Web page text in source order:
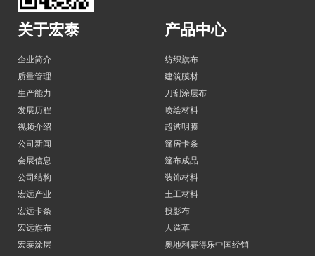
关于宏泰
企业简介
质量管理
生产能力
发展历程
视频介绍
公司新闻
会展信息
公司结构
宏远产业
宏远卡条
宏远旗布
宏泰涂层
产品中心
纺织旗布
建筑膜材
刀刮涂层布
喷绘材料
超透明膜
篷房卡条
篷布成品
装饰材料
土工材料
投影布
人造革
奥地利赛得乐中国经销